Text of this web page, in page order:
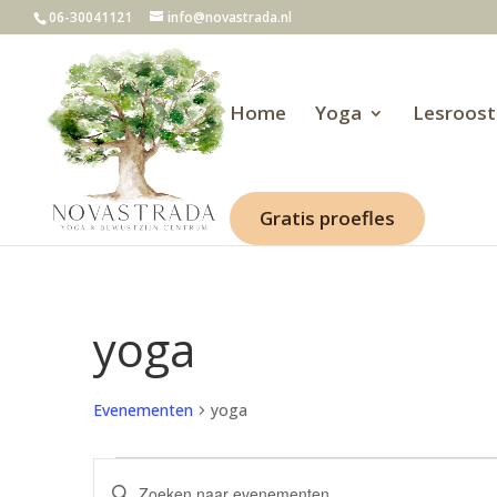
06-30041121 info@novastrada.nl
Home Yoga
Gratis proefles
yoga
Evenementen yoga
Evenementen
Evenementen
Vul